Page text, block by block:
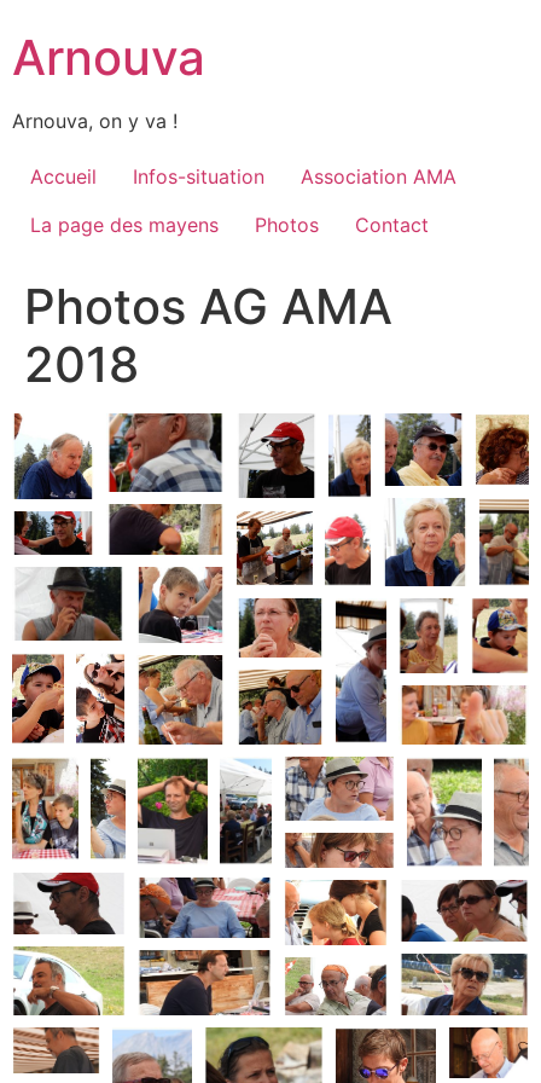
contenu
Arnouva
Arnouva, on y va !
Accueil Infos-situation
Association AMA
La page des mayens
Photos Contact
Photos AG AMA
2018